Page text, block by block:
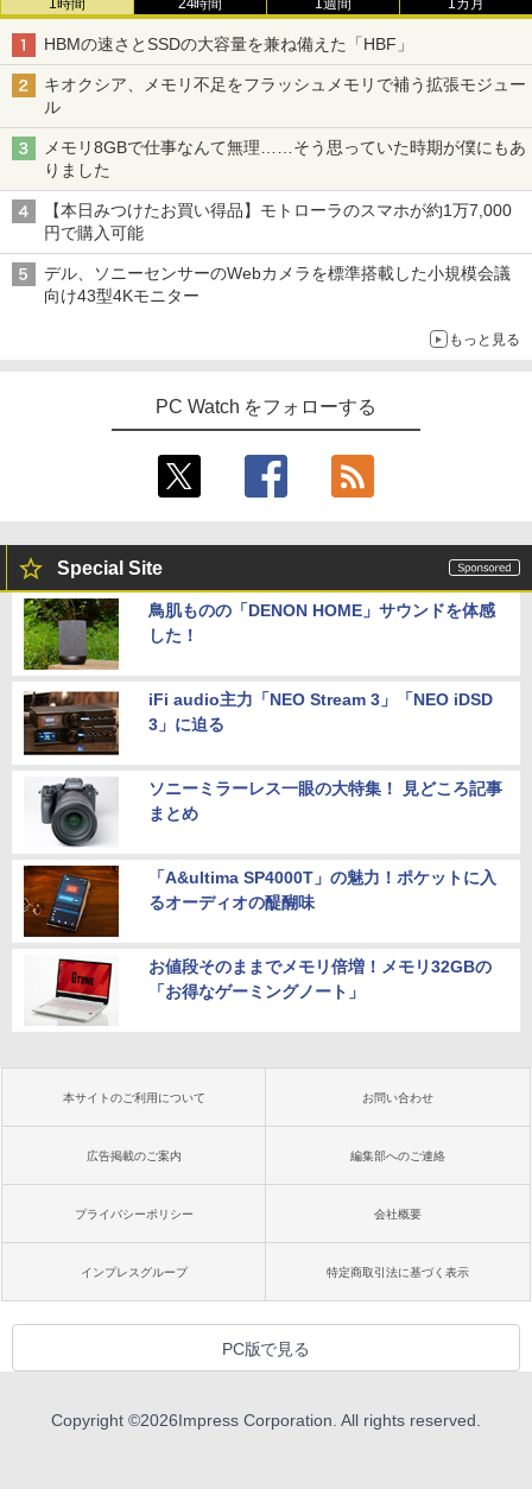
1時間 24時間 1週間 1カ月
HBMの速さとSSDの大容量を兼ね備えた「HBF」
キオクシア、メモリ不足をフラッシュメモリで補う拡張モジュー
ル
メモリ8GBで仕事なんて無理……そう思っていた時期が僕にもあ
りました
【本日みつけたお買い得品】モトローラのスマホが約1万7,000
円で購入可能
デル、ソニーセンサーのWebカメラを標準搭載した小規模会議
向け43型4Kモニター
もっと見る
PC Watch をフォローする
Special Site
鳥肌ものの「DENON HOME」サウンドを体感
した！
iFi audio主力「NEO Stream 3」「NEO iDSD
3」に迫る
ソニーミラーレス一眼の大特集！ 見どころ記事
まとめ
「A&ultima SP4000T」の魅力！ポケットに入
るオーディオの醍醐味
お値段そのままでメモリ倍増！メモリ32GBの
「お得なゲーミングノート」
本サイトのご利用について お問い合わせ
広告掲載のご案内 編集部へのご連絡
プライバシーポリシー 会社概要
インプレスグループ 特定商取引法に基づく表示
PC版で見る
Copyright ©2026Impress Corporation. All rights reserved.